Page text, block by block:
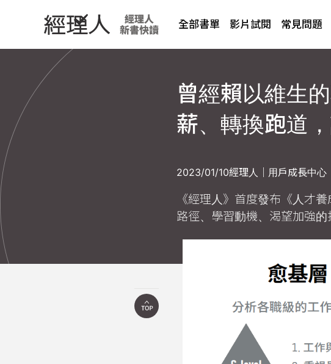
全部書單 影片試閱 常見問題
曾經賴以維生
薪、轉換跑道
2023/01/10經理人｜用戶成長中心
《經理人》首度發布《人才
路徑、學習動機、渴望加強的